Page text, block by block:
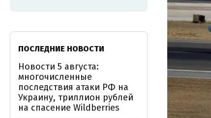
ПОСЛЕДНИЕ НОВОСТИ
Новости 5 августа:
многочисленные
последствия атаки РФ на
Украину, триллион рублей
на спасение Wildberries